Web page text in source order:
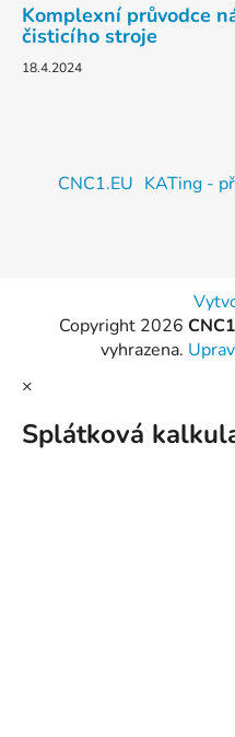
Komplexní průvodce
čisticího stroje
18.4.2024
CNC1.EU KATing -
Copyright 2026
vyhrazena.
×
Splátková